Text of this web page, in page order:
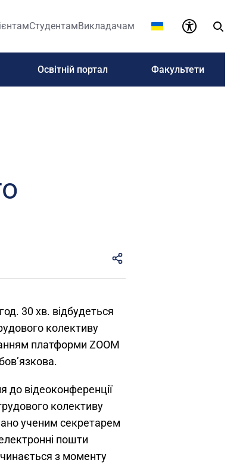
СтудентамВикладачам
Освітній портал Факультети
30 хв. відбудеться
колективу
платформи ZOOM
до відеоконференції
колективу
ученим секретарем
пошти
з моменту